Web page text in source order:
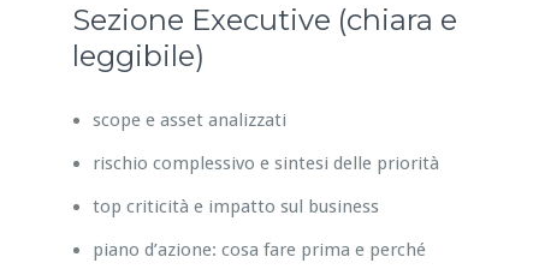
Sezione Executive (chiara e
leggibile)
scope e asset analizzati
rischio complessivo e sintesi delle priorità
top criticità e impatto sul business
piano d’azione: cosa fare prima e perché